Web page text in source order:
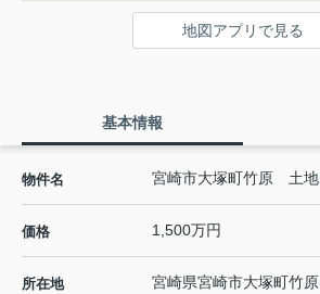
地図アプリで見る
基本情報
物件名 宮崎市大塚町竹原 土地
価格 1,500万円
所在地 宮崎県宮崎市大塚町竹原